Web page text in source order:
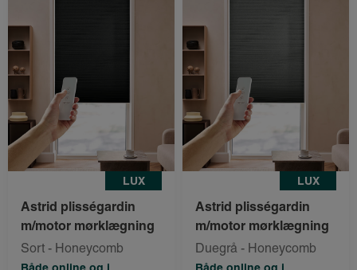
LUX
Astrid plisségardin
m/motor mørklægning
Sort - Honeycomb
LUX
Astrid plisségardin
m/motor mørklægning
Duegrå - Honeycomb